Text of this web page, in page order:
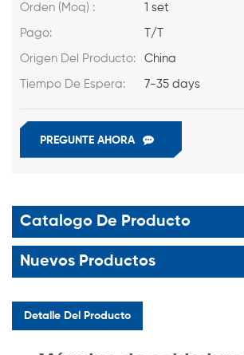
Orden (Moq) : 1 set
Pago: T/T
Origen Del Producto: China
Tiempo De Espera: 7-35 days
PREGUNTE AHORA
Catalogo De Producto
Nuevos Productos
Detalle Del Producto